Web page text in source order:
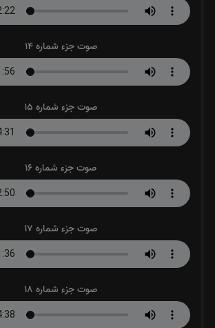
صوت جزء شماره 14
صوت جزء شماره 15
صوت جزء شماره 16
صوت جزء شماره 17
صوت جزء شماره 18